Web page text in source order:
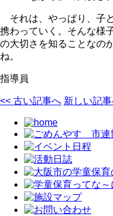
それは、やっぱり、子
携わっていく。そんな様
の大切さを知ることなの
ね。
指導員
<< 古い記事へ 新しい記